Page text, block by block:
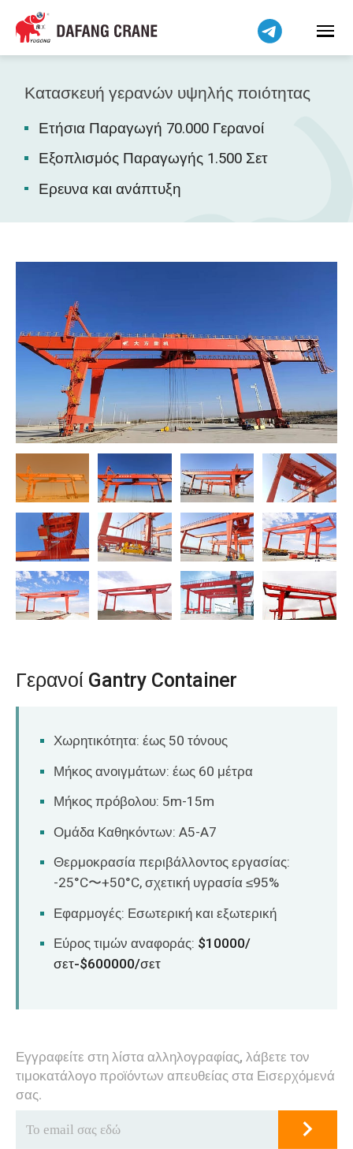
Κατασκευή γερανών υψηλής ποιότητας
Ετήσια Παραγωγή 70.000 Γερανοί
Εξοπλισμός Παραγωγής 1.500 Σετ
Ερευνα και ανάπτυξη
Γερανοί Gantry Container
Χωρητικότητα: έως 50 τόνους
Μήκος ανοιγμάτων: έως 60 μέτρα
Μήκος πρόβολου: 5m-15m
Ομάδα Καθηκόντων: A5-A7
Θερμοκρασία περιβάλλοντος εργασίας:
-25°C〜+50°C, σχετική υγρασία ≤95%
Εφαρμογές: Εσωτερική και εξωτερική
Εύρος τιμών αναφοράς: $10000/
σετ-$600000/σετ
Εγγραφείτε στη λίστα αλληλογραφίας, λάβετε τον
τιμοκατάλογο προϊόντων απευθείας στα Εισερχόμενά
σας.
Bahasa Indonesia
Bahasa Melayu
Tiếng Việt
简体中文
فارسی
Pilipino
اردو
Беларуская мова
Norsk
O‘zbekcha